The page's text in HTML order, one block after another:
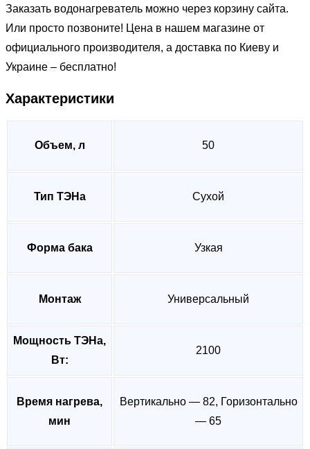
Заказать водонагреватель можно через корзину сайта.
Или просто позвоните! Цена в нашем магазине от
официального производителя, а доставка по Киеву и
Украине – бесплатно!
Характеристики
Объем, л 50
Тип ТЭНа Сухой
Форма бака Узкая
Монтаж Универсальный
Мощность ТЭНа,
Вт:
2100
Время нагрева,
мин
Вертикально — 82, Горизонтально
— 65